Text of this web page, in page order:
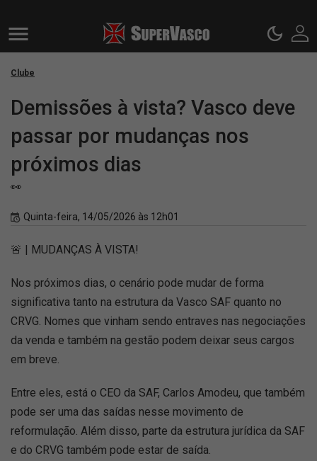
Clube
Demissões à vista? Vasco deve
passar por mudanças nos
próximos dias
👀
Quinta-feira, 14/05/2026 às 12h01
🚨 | MUDANÇAS À VISTA!
Nos próximos dias, o cenário pode mudar de forma
significativa tanto na estrutura da Vasco SAF quanto no
CRVG. Nomes que vinham sendo entraves nas negociações
da venda e também na gestão podem deixar seus cargos
em breve.
Entre eles, está o CEO da SAF, Carlos Amodeu, que também
pode ser uma das saídas nesse movimento de
reformulação. Além disso, parte da estrutura jurídica da SAF
e do CRVG também pode estar de saída.